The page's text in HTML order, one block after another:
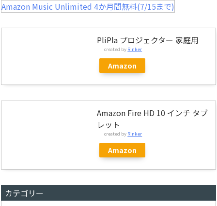
Amazon Music Unlimited 4か月間無料(7/15まで)
PliPla プロジェクター 家庭用
created by Rinker
Amazon
Amazon Fire HD 10 インチ タブ
レット
created by Rinker
Amazon
カテゴリー